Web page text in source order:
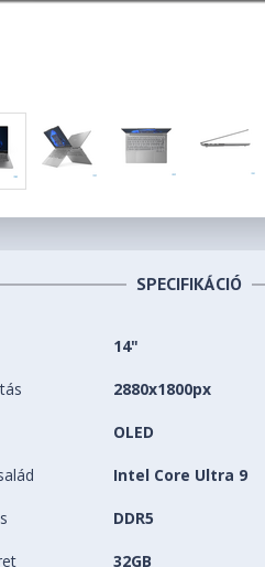
SPECIFIKÁCIÓ
14"
2880x1800px
OLED
Intel Core Ultra 9
DDR5
32GB